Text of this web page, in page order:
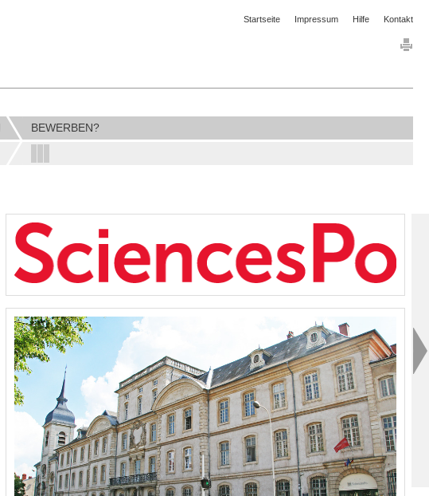
Startseite Impressum Hilfe Kontakt
BEWERBEN?